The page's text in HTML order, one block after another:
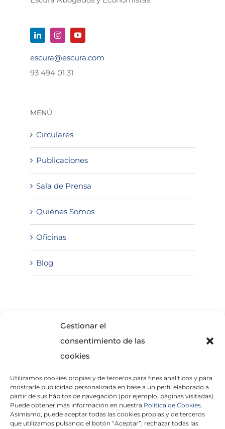
Gestionar el
consentimiento de las
cookies
Utilizamos cookies propias y de terceros para fines analíticos y para
mostrarle publicidad personalizada en base a un perfil elaborado a
partir de sus hábitos de navegación (por ejemplo, páginas visitadas).
Puede obtener más información en nuestra Política de Cookies.
Asimismo, puede aceptar todas las cookies propias y de terceros
que utilizamos pulsando el botón “Aceptar”, rechazar todas las
escura@escura.com
93 494 01 31
MENÚ
Circulares
Publicaciones
Sala de Prensa
Quiénes Somos
Oficinas
Blog
He leído y acepto laPolítica de Privacidad